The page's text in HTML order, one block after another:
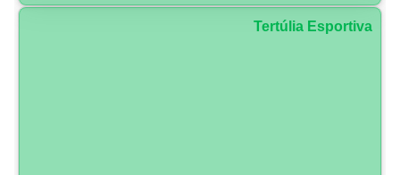
Tertúlia Esportiva